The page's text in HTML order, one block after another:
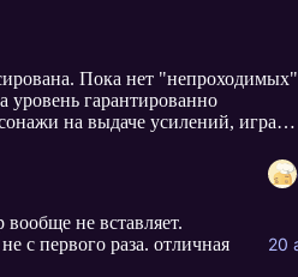
Пока нет "непроходимых"
уровень гарантированно
на выдаче усилений, игра
В 00:00 сбрасывается уровень,
вообще не вставляет.
с первого раза. отличная
20